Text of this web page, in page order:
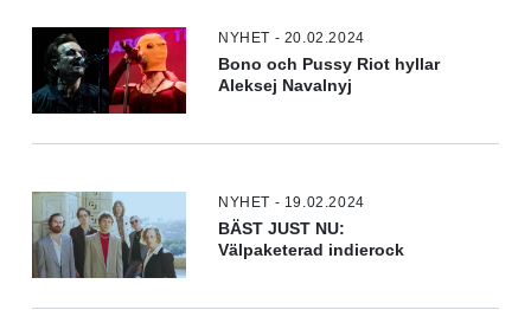
NYHET - 20.02.2024
Bono och Pussy Riot hyllar
Aleksej Navalnyj
NYHET - 19.02.2024
BÄST JUST NU:
Välpaketerad indierock